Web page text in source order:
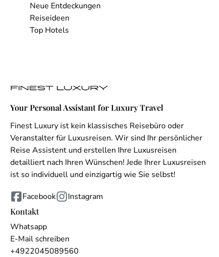
Neue Entdeckungen
Reiseideen
Top Hotels
Your Personal Assistant for Luxury Travel
Finest Luxury ist kein klassisches Reisebüro oder
Veranstalter für Luxusreisen. Wir sind Ihr persönlicher
Reise Assistent und erstellen Ihre Luxusreisen
detailliert nach Ihren Wünschen! Jede Ihrer Luxusreisen
ist so individuell und einzigartig wie Sie selbst!
Facebook
Instagram
Kontakt
Whatsapp
E-Mail schreiben
+4922045089560